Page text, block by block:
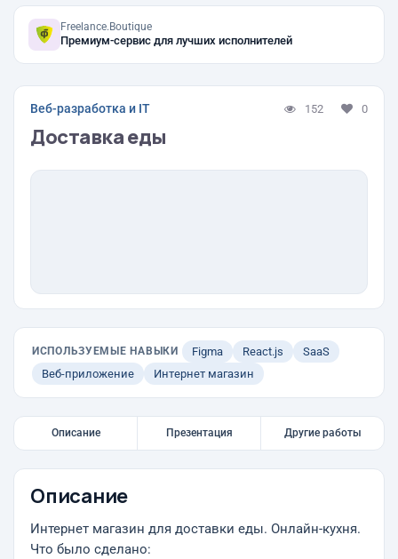
Freelance.Boutique
Премиум-сервис для лучших исполнителей
Веб-разработка и IT 152 0
Доставка еды
ИСПОЛЬЗУЕМЫЕ НАВЫКИ Figma React.js
SaaS
Веб-приложение
Интернет магазин
Описание Презентация Другие работы
Описание
Интернет магазин для доставки еды. Онлайн-кухня.
Что было сделано: